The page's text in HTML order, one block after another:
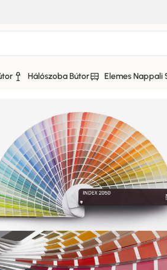
Hálószoba Bútor Elemes Nappali
KONYHABÚTOR MATT FRONTTAL